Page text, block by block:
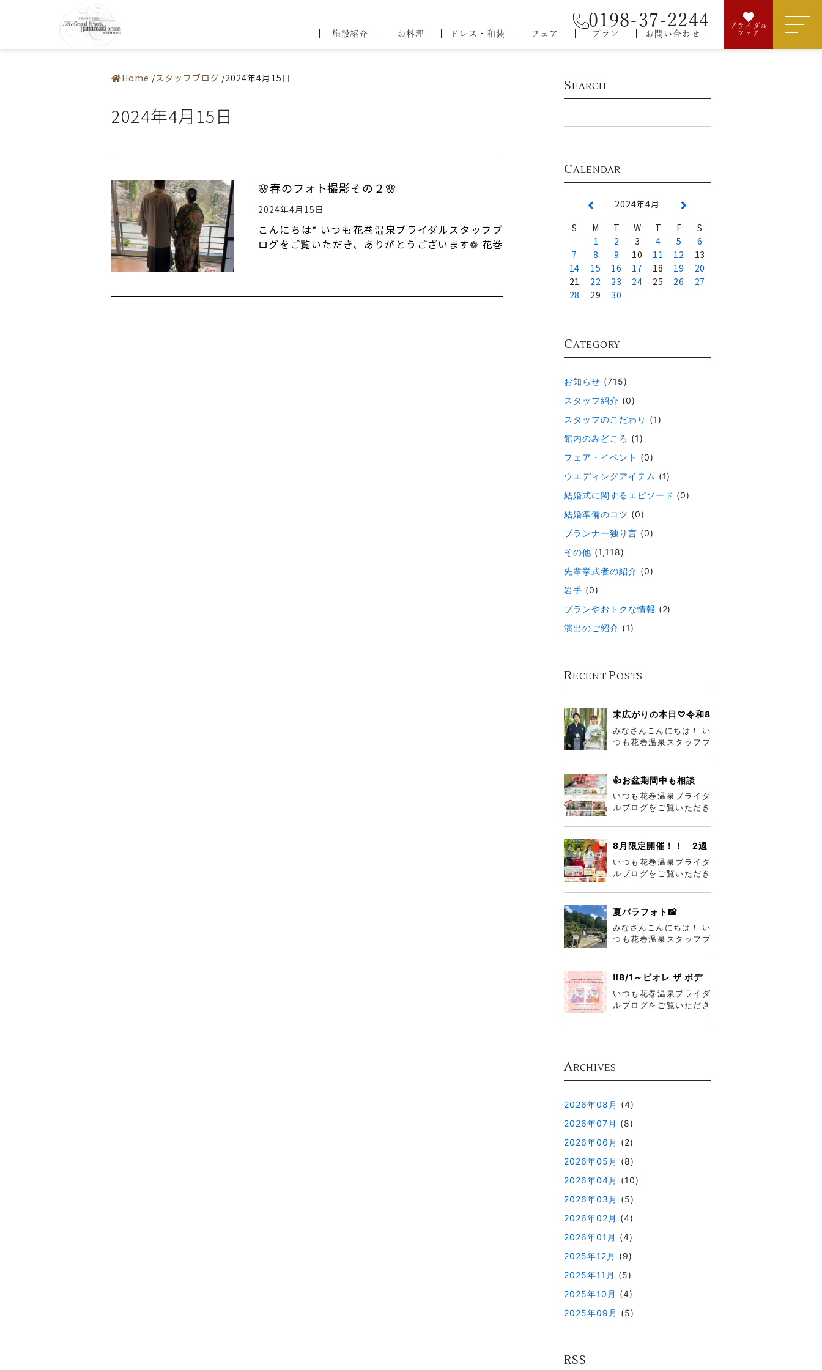
0198-37-2244
施設紹介 お料理 ドレス・和装 フェア プラン お問い合わせ
ブライダル
フェア
フェア
― 宴会会場
お知らせ・イベント
ウエディングレポート
佳松園でのご婚礼
ご列席の方へ
お問い合わせ
Home スタッフブログ 2024年4月15日
2024年4月15日
🌸春のフォト撮影その２🌸
2024年4月15日
こんにちは* いつも花巻温泉ブライダルスタッフブ
ログをご覧いただき、ありがとうございます❁ 花巻
SEARCH
CALENDAR
2024年4月
S
M T W T F
S
1
2 3 4 5
6
7
8 9 10 11 12
13
14
15 16 17 18 19
20
21
22 23 24 25 26
27
28
29 30
CATEGORY
お知らせ (715)
スタッフ紹介 (0)
スタッフのこだわり (1)
館内のみどころ (1)
フェア・イベント (0)
ウエディングアイテム (1)
結婚式に関するエピソード (0)
結婚準備のコツ (0)
プランナー独り言 (0)
その他 (1,118)
先輩挙式者の紹介 (0)
岩手 (0)
プランやおトクな情報 (2)
演出のご紹介 (1)
RECENTPOSTS
末広がりの本日♡令和8
年8月8日♡
みなさんこんにちは！ い
つも花巻温泉スタッフブ
がとうございます♪ 本日
Ｒ8.8
👍お盆期間中も相談
会・フェア開催中👍
いつも花巻温泉ブライダ
ルブログをご覧いただき
到来ですね
8月限定開催！！ 2週
連続花巻温泉コスチュ
ームフェア
いつも花巻温泉ブライダ
ルブログをご覧いただき
😊 今月8/22～30まで2
週連続
夏バラフォト📸
みなさんこんにちは！ い
つも花巻温泉スタッフブ
す°˖✧◝(⁰▿⁰
‼️8/1～ビオレ ザ ボデ
ィ詰め合わせプレゼン
ト‼️
いつも花巻温泉ブライダ
ルブログをご覧いただき
す😎 岩手ももうすぐ梅雨
ARCHIVES
2026年08月 (4)
2026年07月 (8)
2026年06月 (2)
2026年05月 (8)
2026年04月 (10)
2026年03月 (5)
2026年02月 (4)
2026年01月 (4)
2025年12月 (9)
2025年11月 (5)
2025年10月 (4)
2025年09月 (5)
RSS